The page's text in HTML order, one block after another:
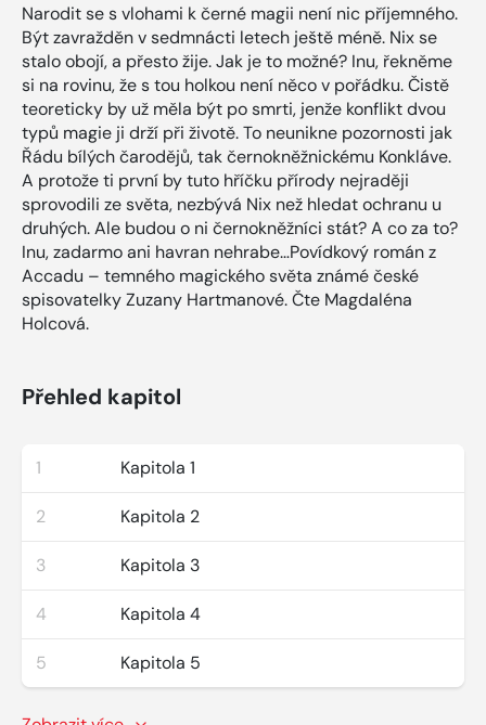
Narodit se s vlohami k černé magii není nic příjemného.
Být zavražděn v sedmnácti letech ještě méně. Nix se
stalo obojí, a přesto žije. Jak je to možné? Inu, řekněme
si na rovinu, že s tou holkou není něco v pořádku. Čistě
teoreticky by už měla být po smrti, jenže konflikt dvou
typů magie ji drží při životě. To neunikne pozornosti jak
Řádu bílých čarodějů, tak černokněžnickému Konkláve.
A protože ti první by tuto hříčku přírody nejraději
sprovodili ze světa, nezbývá Nix než hledat ochranu u
druhých. Ale budou o ni černokněžníci stát? A co za to?
Inu, zadarmo ani havran nehrabe…Povídkový román z
Accadu – temného magického světa známé české
spisovatelky Zuzany Hartmanové. Čte Magdaléna
Holcová.
Přehled kapitol
1 Kapitola 1
2 Kapitola 2
3 Kapitola 3
4 Kapitola 4
5 Kapitola 5